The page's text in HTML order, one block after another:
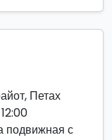
Петах
подвижная с